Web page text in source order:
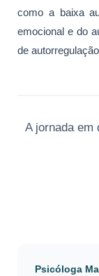
como a baixa
emocional e do
de
A jornada em
Psicóloga